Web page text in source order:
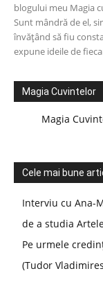
blogului meu Magia
Sunt mândră de el,
învățând să fiu
expune ideile de
Magia Cuvintelor
Magia
Cele mai bune
Interviu cu Ana-
de a studia
Pe urmele
(Tudor